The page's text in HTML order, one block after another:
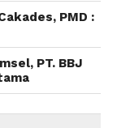
PMD :
PT. BBJ